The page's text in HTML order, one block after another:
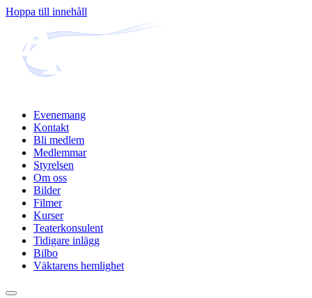
Hoppa till innehåll
Evenemang
Kontakt
Bli medlem
Medlemmar
Styrelsen
Om oss
Bilder
Filmer
Kurser
Teaterkonsulent
Tidigare inlägg
Bilbo
Väktarens hemlighet